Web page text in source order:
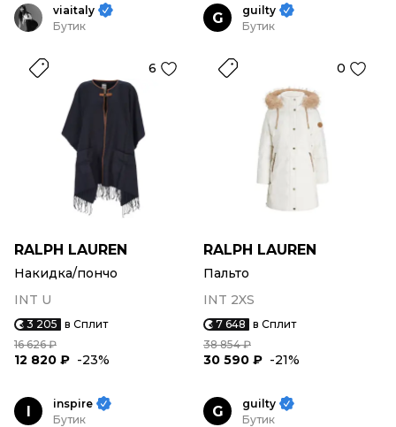
viaitaly
Бутик
6
RALPH LAUREN
Накидка/пончо
INT U
3 205 в Сплит
16 626 ₽
12 820 ₽ -23%
G
guilty
Бутик
0
RALPH LAUREN
Пальто
INT 2XS
7 648 в Сплит
38 854 ₽
30 590 ₽ -21%
I
inspire
Бутик
G
guilty
Бутик